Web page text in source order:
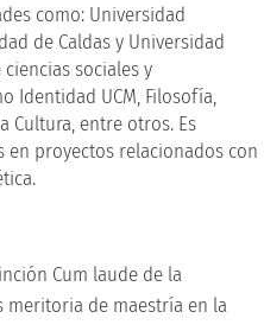
como: Universidad
de Caldas y Universidad
sociales y
Identidad UCM, Filosofía,
Cultura, entre otros. Es
proyectos relacionados con
Cum laude de la
meritoria de maestría en la